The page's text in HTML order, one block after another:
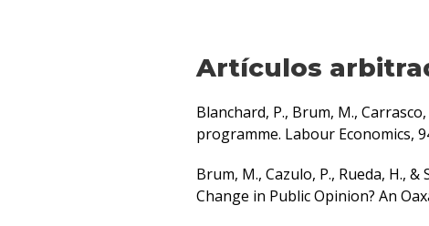
Artículos
Blanchard, P., Brum, M.,
programme. Labour Economics,
Brum, M., Cazulo, P., Rueda, H.,
Change in Public Opinion? An